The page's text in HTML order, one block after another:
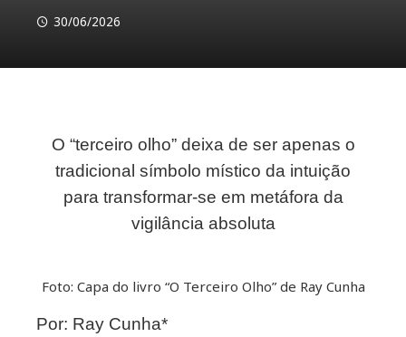
30/06/2026
O “terceiro olho” deixa de ser apenas o
tradicional símbolo místico da intuição
para transformar-se em metáfora da
vigilância absoluta
Foto: Capa do livro “O Terceiro Olho” de Ray Cunha
Por: Ray Cunha*